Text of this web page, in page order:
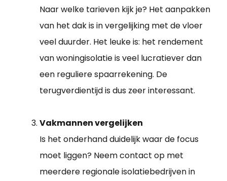
Naar welke tarieven kijk je? Het aanpakken
van het dak is in vergelijking met de vloer
veel duurder. Het leuke is: het rendement
van woningisolatie is veel lucratiever dan
een reguliere spaarrekening. De
terugverdientijd is dus zeer interessant.
Vakmannen vergelijken
Is het onderhand duidelijk waar de focus
moet liggen? Neem contact op met
meerdere regionale isolatiebedrijven in